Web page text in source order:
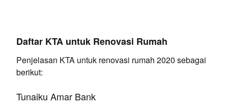
Daftar KTA untuk Renovasi Rumah
Penjelasan KTA untuk renovasi rumah 2020 sebagai
berikut:
Tunaiku Amar Bank